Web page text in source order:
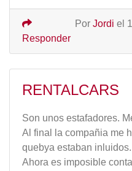
Por Jordi el
Responder
RENTALCARS
Son unos estafadores.
Al final la compañia me
quebya estaban inluidos.
Ahora es imposible